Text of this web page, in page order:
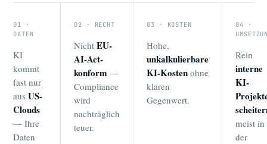
01 ·
DATEN
KI
kommt
fast nur
ausUS-
Clouds
— Ihre
Daten
02 · RECHT
NichtEU-
AI-Act-
konform —
Compliance
wird
nachträglich
teuer.
03 · KOSTEN
Hohe,
unkalkulierbare
KI-Kosten ohne
klaren
Gegenwert.
04 ·
Rein
interne
KI-
meist in
der